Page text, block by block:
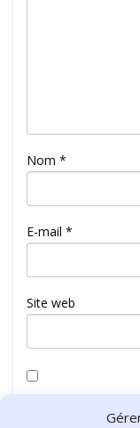
Nom *
E-mail *
Site web